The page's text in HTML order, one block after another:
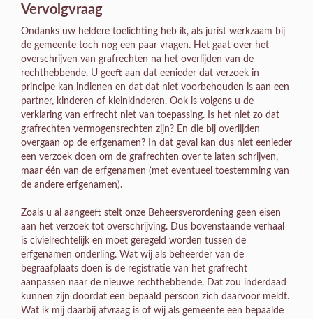
Vervolgvraag
Ondanks uw heldere toelichting heb ik, als jurist werkzaam bij
de gemeente toch nog een paar vragen. Het gaat over het
overschrijven van grafrechten na het overlijden van de
rechthebbende. U geeft aan dat eenieder dat verzoek in
principe kan indienen en dat dat niet voorbehouden is aan een
partner, kinderen of kleinkinderen. Ook is volgens u de
verklaring van erfrecht niet van toepassing. Is het niet zo dat
grafrechten vermogensrechten zijn? En die bij overlijden
overgaan op de erfgenamen? In dat geval kan dus niet eenieder
een verzoek doen om de grafrechten over te laten schrijven,
maar één van de erfgenamen (met eventueel toestemming van
de andere erfgenamen).
Zoals u al aangeeft stelt onze Beheersverordening geen eisen
aan het verzoek tot overschrijving. Dus bovenstaande verhaal
is civielrechtelijk en moet geregeld worden tussen de
erfgenamen onderling. Wat wij als beheerder van de
begraafplaats doen is de registratie van het grafrecht
aanpassen naar de nieuwe rechthebbende. Dat zou inderdaad
kunnen zijn doordat een bepaald persoon zich daarvoor meldt.
Wat ik mij daarbij afvraag is of wij als gemeente een bepaalde